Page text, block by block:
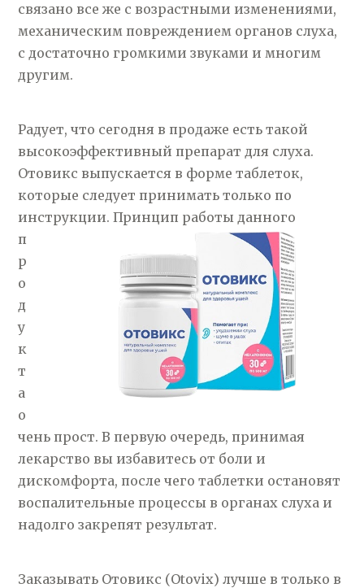
связано все же с возрастными изменениями,
механическим повреждением органов слуха,
с достаточно громкими звуками и многим
другим.
Радует, что сегодня в продаже есть такой
высокоэффективный препарат для слуха.
Отовикс выпускается в форме таблеток,
которые следует принимать только по
инструкции. Принцип работы данного
п
р
о
д
у
к
т
а
о
чень прост. В первую очередь, принимая
лекарство вы избавитесь от боли и
дискомфорта, после чего таблетки остановят
воспалительные процессы в органах слуха и
надолго закрепят результат.
Заказывать Отовикс (Otovix) лучше в только в